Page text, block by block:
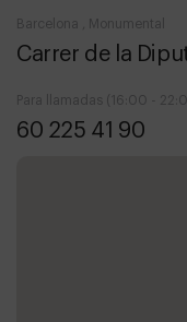
Barcelona , Monumental
Carrer de la
Para llamadas (16:00 -
60 225 41 90